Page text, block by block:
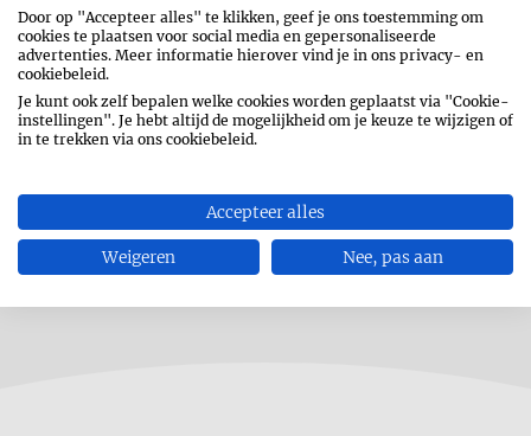
Giet in een hoog bierglas het
veenbessensap.
Leng aan met de Maes Radler 0,0 %
citroen.
Werk af met pompelmoes.
Door op "Accepteer alles" te klikken, geef je ons toestemming om
cookies te plaatsen voor social media en gepersonaliseerde
advertenties. Meer informatie hierover vind je in ons privacy- en
cookiebeleid.
Je kunt ook zelf bepalen welke cookies worden geplaatst via "Cookie-
instellingen". Je hebt altijd de mogelijkheid om je keuze te wijzigen of
in te trekken via ons cookiebeleid.
Accepteer alles
Weigeren Nee, pas aan